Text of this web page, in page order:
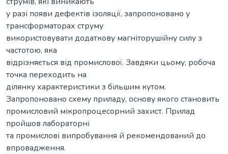
у разі появи дефектів ізоляції, запропоновано у
трансформаторах струму
використовувати додаткову магніторушійну силу з
частотою, яка
відрізняється від промислової. Завдяки цьому, робоча
точка переходить на
ділянку характеристики з більшим кутом.
Запропоновано схему приладу, основу якого становить
промисловий мікропроцесорний захист. Прилад
пройшов лабораторні
та промислові випробування й рекомендований до
впровадження.